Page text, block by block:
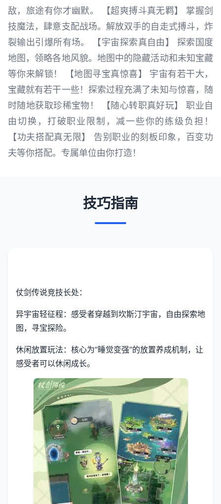
敌，旅途有你才幽默。 【超爽搏斗真无羁】 掌握剑
技魔法，肆意支配战场。解放双手的自走式搏斗，炸
裂输出引爆所有场。 【宇宙探索真自由】 探索国度
地图，领略各地风貌。地图中的隐藏活动和未知宝藏
等你来解锁！ 【地图寻宝真惊喜】 宇宙有若干大，
宝藏就有若干一些！探索过程充满了未知与惊喜，随
时随地获取珍稀宝物！ 【随心转职真好玩】 职业自
由切换，打破职业限制，减一些你的练级负担！
【功夫搭配真无限】 告别职业的刻板印象，百变功
夫等你搭配。专属单位由你打造！
技巧指南
仗剑传说竞技长处：
异宇宙轻征程：感受者穿越到坎斯汀宇宙，自由探索地
图，寻宝探险。
休闲放置玩法：核心为“睡觉变强”的放置养成机制，让
感受者可以休闲成长。